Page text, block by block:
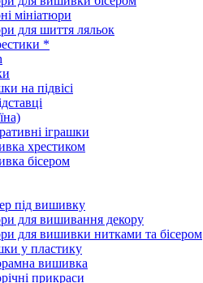
мініатюри
для шиття ляльок
*
на підвісі
іграшки
хрестиком
бісером
під вишивку
для вишивання декору
для вишивки нитками та бісером
у пластику
вишивка
прикраси